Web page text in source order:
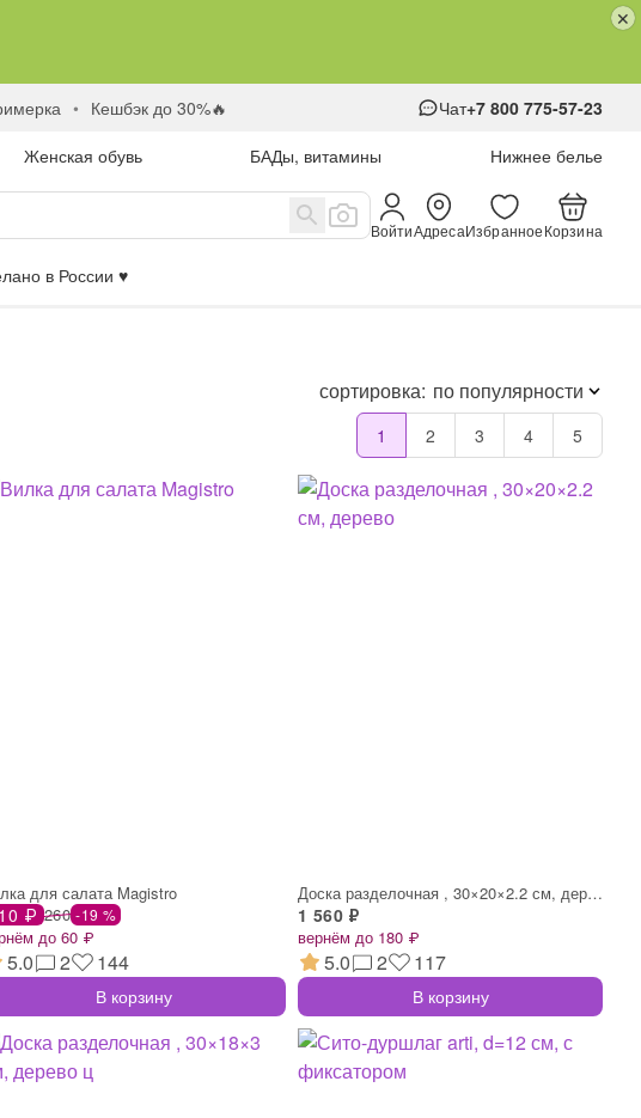
кешбэк до 30%🔥 Чат+7 800 775-57-23
Женская обувь БАДы, витамины Нижнее белье
ВойтиАдресаИзбранноеКорзина
в России ♥️
сортировка: по популярности
1 2 3 4 5
для салата Magistro
₽ 260 -19 %
до 60 ₽
5.0 2 144
В корзину
Доска разделочная , 30×20×2.2 см, дерево
1 560 ₽
вернём до 180 ₽
5.0 2 117
В корзину